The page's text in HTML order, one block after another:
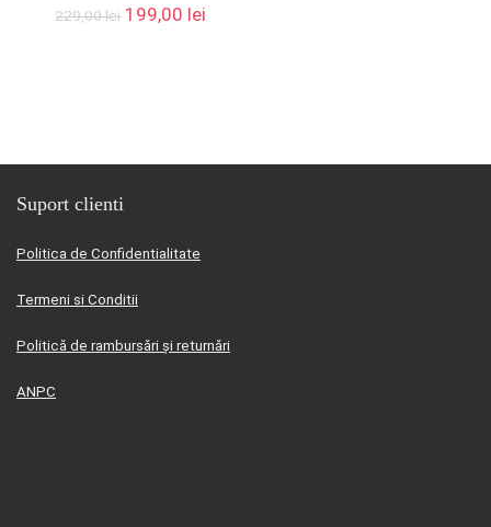
229,00lei Prețul
199,00 lei
Suport clienti
Politica de Confidentialitate
Termeni si Conditii
Politică de rambursări și returnări
ANPC